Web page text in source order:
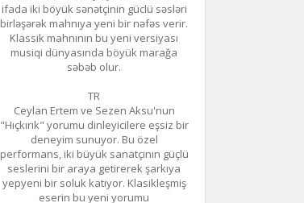
ifada iki böyük sənətçinin güclü səsləri
birləşərək mahnıya yeni bir nəfəs verir.
Klassik mahnının bu yeni versiyası
musiqi dünyasında böyük marağa
səbəb olur.
TR
Ceylan Ertem ve Sezen Aksu'nun
"Hıçkırık" yorumu dinleyicilere eşsiz bir
deneyim sunuyor. Bu özel
performans, iki büyük sanatçının güçlü
seslerini bir araya getirerek şarkıya
yepyeni bir soluk katıyor. Klasikleşmiş
eserin bu yeni yorumu